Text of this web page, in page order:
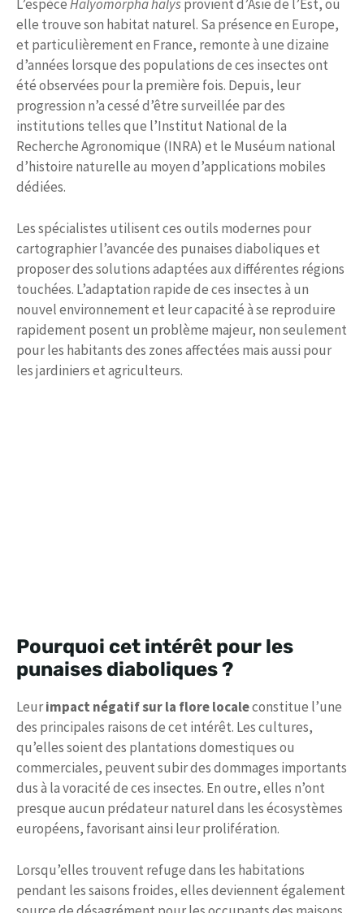
L’espèceHalyomorpha halysprovient d’Asie de l’Est, où
elle trouve son habitat naturel. Sa présence en Europe,
et particulièrement en France, remonte à une dizaine
d’années lorsque des populations de ces insectes ont
été observées pour la première fois. Depuis, leur
progression n’a cessé d’être surveillée par des
institutions telles que l’Institut National de la
Recherche Agronomique (INRA) et le Muséum national
d’histoire naturelle au moyen d’applications mobiles
dédiées.
Les spécialistes utilisent ces outils modernes pour
cartographier l’avancée des punaises diaboliques et
proposer des solutions adaptées aux différentes régions
touchées. L’adaptation rapide de ces insectes à un
nouvel environnement et leur capacité à se reproduire
rapidement posent un problème majeur, non seulement
pour les habitants des zones affectées mais aussi pour
les jardiniers et agriculteurs.
Pourquoi cet intérêt pour les
punaises diaboliques ?
Leurimpact négatif sur la flore localeconstitue l’une
des principales raisons de cet intérêt. Les cultures,
qu’elles soient des plantations domestiques ou
commerciales, peuvent subir des dommages importants
dus à la voracité de ces insectes. En outre, elles n’ont
presque aucun prédateur naturel dans les écosystèmes
européens, favorisant ainsi leur prolifération.
Lorsqu’elles trouvent refuge dans les habitations
pendant les saisons froides, elles deviennent également